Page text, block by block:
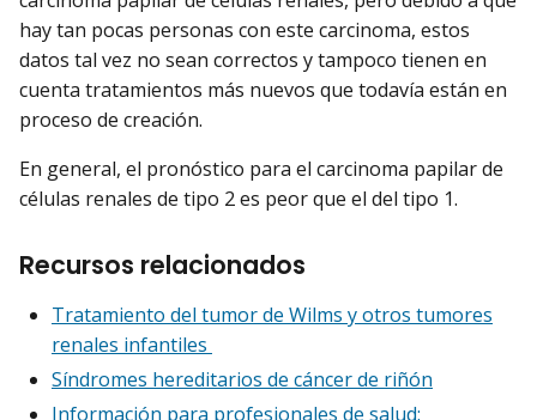
hay tan pocas personas con este carcinoma, estos
datos tal vez no sean correctos y tampoco tienen en
cuenta tratamientos más nuevos que todavía están en
proceso de creación.
En general, el pronóstico para el carcinoma papilar de
células renales de tipo 2 es peor que el del tipo 1.
Recursos relacionados
Tratamiento del tumor de Wilms y otros tumores
renales infantiles
Síndromes hereditarios de cáncer de riñón
Información para profesionales de salud: